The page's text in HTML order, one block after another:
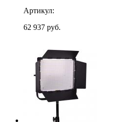
Артикул:
62 937 руб.